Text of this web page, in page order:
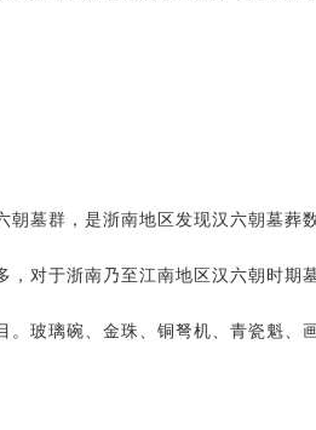
朝墓群，是浙南地区发现汉六朝墓葬
，对于浙南乃至江南地区汉六朝时期
。玻璃碗、金珠、铜弩机、青瓷魁、